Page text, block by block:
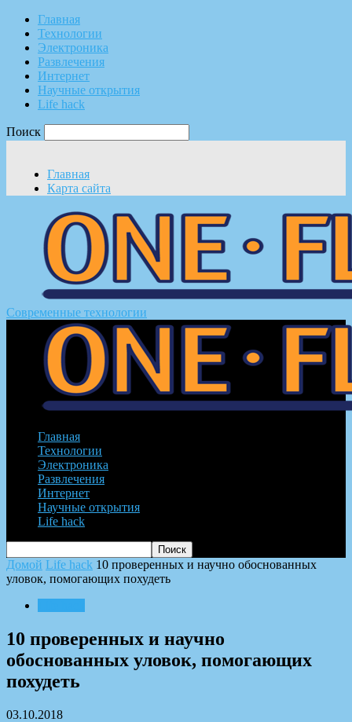
Главная
Технологии
Электроника
Развлечения
Интернет
Научные открытия
Life hack
Поиск
Главная
Карта сайта
Современные технологии
Главная
Технологии
Электроника
Развлечения
Интернет
Научные открытия
Life hack
Домой Life hack 10 проверенных и научно обоснованных
уловок, помогающих похудеть
10 проверенных и научно
обоснованных уловок, помогающих
похудеть
03.10.2018